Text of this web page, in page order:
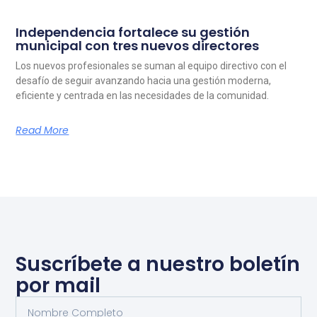
Independencia fortalece su gestión
municipal con tres nuevos directores
Los nuevos profesionales se suman al equipo directivo con el
desafío de seguir avanzando hacia una gestión moderna,
eficiente y centrada en las necesidades de la comunidad.
Read More
Suscríbete a nuestro boletín
por mail